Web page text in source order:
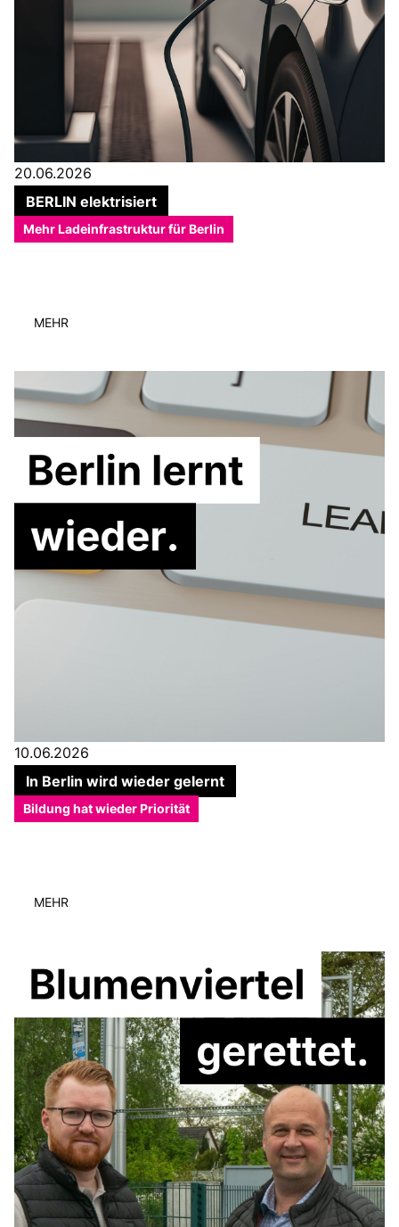
20.06.2026
BERLIN elektrisiert
Mehr Ladeinfrastruktur für Berlin
MEHR
10.06.2026
In Berlin wird wieder gelernt
Bildung hat wieder Priorität
MEHR